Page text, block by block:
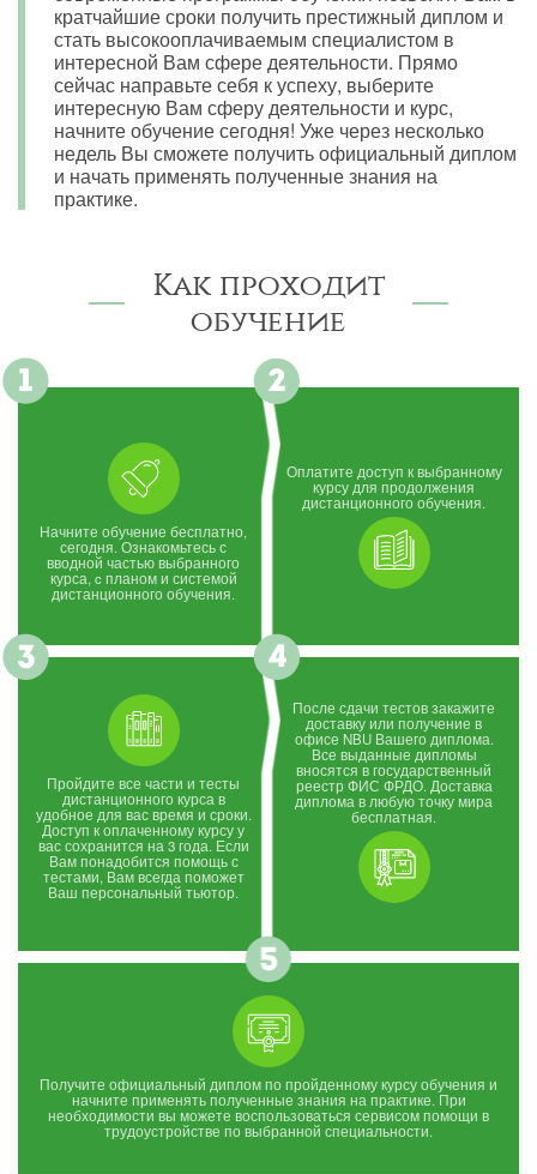
кратчайшие сроки получить престижный диплом и
стать высокооплачиваемым специалистом в
интересной Вам сфере деятельности. Прямо
сейчас направьте себя к успеху, выберите
интересную Вам сферу деятельности и курс,
начните обучение сегодня! Уже через несколько
недель Вы сможете получить официальный диплом
и начать применять полученные знания на
практике.
Как проходит
обучение
Начните обучение бесплатно,
сегодня. Ознакомьтесь с
вводной частью выбранного
курса, c планом и системой
дистанционного обучения.
Оплатите доступ к выбранному
курсу для продолжения
дистанционного обучения.
Пройдите все части и тесты
дистанционного курса в
удобное для вас время и сроки.
Доступ к оплаченному курсу у
вас сохранится на 3 года. Если
Вам понадобится помощь с
тестами, Вам всегда поможет
Ваш персональный тьютор.
После сдачи тестов закажите
доставку или получение в
офисе NBU Вашего диплома.
Все выданные дипломы
вносятся в государственный
реестр ФИС ФРДО. Доставка
диплома в любую точку мира
бесплатная.
Получите официальный диплом по пройденному курсу обучения и
начните применять полученные знания на практике. При
необходимости вы можете воспользоваться сервисом помощи в
трудоустройстве по выбранной специальности.